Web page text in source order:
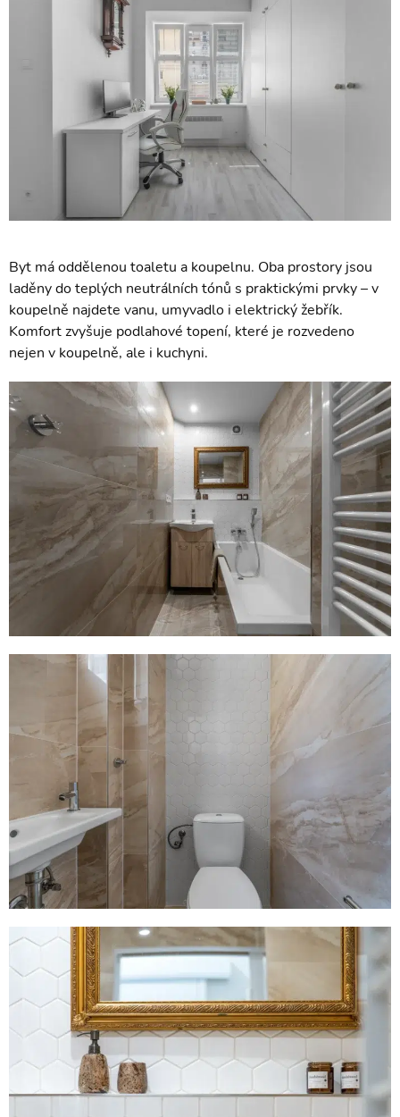
Byt má oddělenou toaletu a koupelnu. Oba prostory jsou
laděny do teplých neutrálních tónů s praktickými prvky – v
koupelně najdete vanu, umyvadlo i elektrický žebřík.
Komfort zvyšuje podlahové topení, které je rozvedeno
nejen v koupelně, ale i kuchyni.